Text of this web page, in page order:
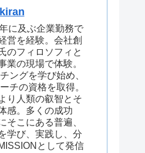
に及ぶ企業勤務で
営を経験。会社創
のフィロソフィと
業の現場で体験。
ングを学び始め、
チの資格を取得。
り人類の叡智とそ
感。多くの成功
そこにある普遍、
学び、実践し、分
として発信